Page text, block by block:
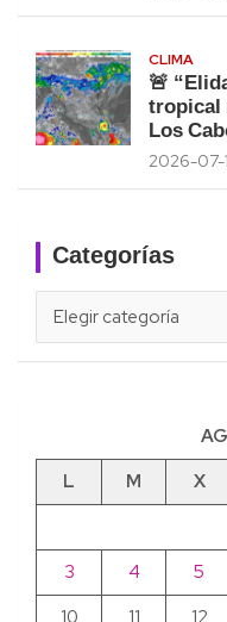
CLIMA
🚨
tropical
Los
2026-07-
Categorías
L
M X
3
4 5
10
11 12